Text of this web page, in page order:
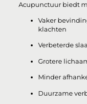
Acupunctuur biedt
Vaker
klachten
Verbeterde
Grotere
Minder
Duurzame